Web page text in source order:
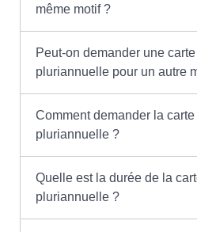
même motif ?
Peut-on demander une
pluriannuelle pour un autre
Comment demander la
pluriannuelle ?
Quelle est la durée de la
pluriannuelle ?